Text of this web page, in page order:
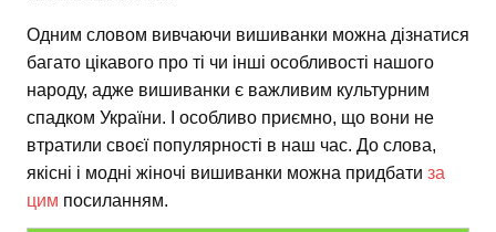
Одним словом вивчаючи вишиванки можна дізнатися
багато цікавого про ті чи інші особливості нашого
народу, адже вишиванки є важливим культурним
спадком України. І особливо приємно, що вони не
втратили своєї популярності в наш час. До слова,
якісні і модні жіночі вишиванки можна придбати за
цим посиланням.